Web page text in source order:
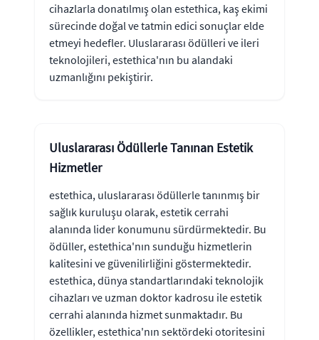
cihazlarla donatılmış olan estethica, kaş ekimi
sürecinde doğal ve tatmin edici sonuçlar elde
etmeyi hedefler. Uluslararası ödülleri ve ileri
teknolojileri, estethica'nın bu alandaki
uzmanlığını pekiştirir.
Uluslararası Ödüllerle Tanınan Estetik
Hizmetler
estethica, uluslararası ödüllerle tanınmış bir
sağlık kuruluşu olarak, estetik cerrahi
alanında lider konumunu sürdürmektedir. Bu
ödüller, estethica'nın sunduğu hizmetlerin
kalitesini ve güvenilirliğini göstermektedir.
estethica, dünya standartlarındaki teknolojik
cihazları ve uzman doktor kadrosu ile estetik
cerrahi alanında hizmet sunmaktadır. Bu
özellikler, estethica'nın sektördeki otoritesini